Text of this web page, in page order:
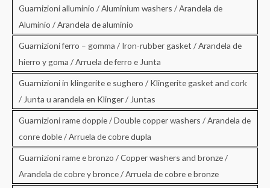
Guarnizioni alluminio / Aluminium washers / Arandela de
Aluminio / Arandela de aluminio
Guarnizioni ferro – gomma / Iron-rubber gasket / Arandela de
hierro y goma / Arruela de ferro e Junta
Guarnizioni in klingerite e sughero / Klingerite gasket and cork
/ Junta u arandela en Klinger / Juntas
Guarnizioni rame doppie / Double copper washers / Arandela de
conre doble / Arruela de cobre dupla
Guarnizioni rame e bronzo / Copper washers and bronze /
Arandela de cobre y bronce / Arruela de cobre e bronze